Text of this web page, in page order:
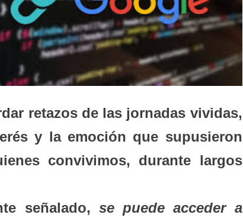
retazos de las jornadas vividas,
y la emoción que supusieron
convivimos, durante largos
señalado, se puede acceder a